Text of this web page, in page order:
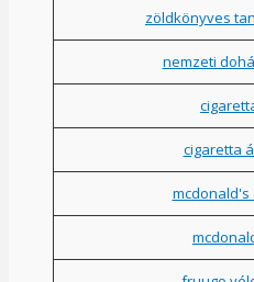
zöldkönyves
nemzeti
cigaretta
mcdonald's